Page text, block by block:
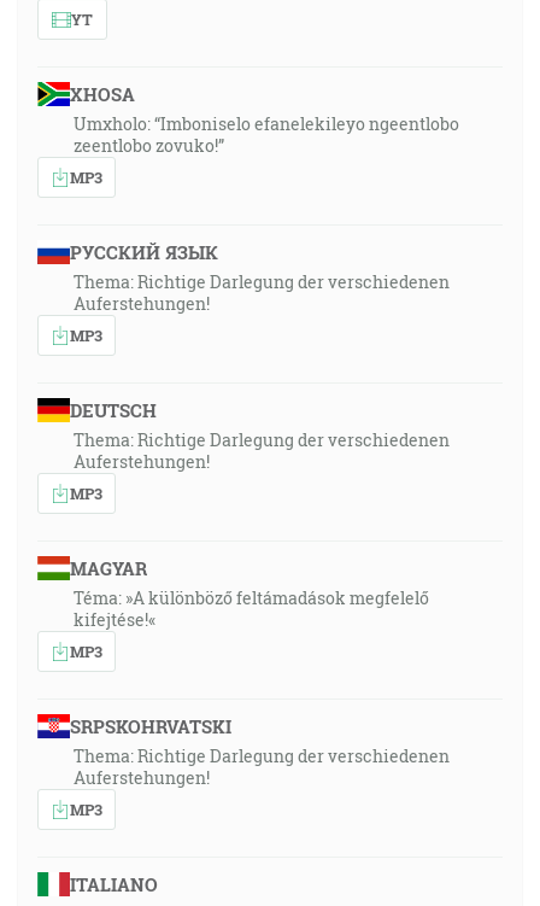
YT
XHOSA
Umxholo: “Imboniselo efanelekileyo ngeentlobo
zeentlobo zovuko!”
MP3
РУССКИЙ ЯЗЫК
Thema: Richtige Darlegung der verschiedenen
Auferstehungen!
MP3
DEUTSCH
Thema: Richtige Darlegung der verschiedenen
Auferstehungen!
MP3
MAGYAR
Téma: »A különböző feltámadások megfelelő
kifejtése!«
MP3
SRPSKOHRVATSKI
Thema: Richtige Darlegung der verschiedenen
Auferstehungen!
MP3
ITALIANO